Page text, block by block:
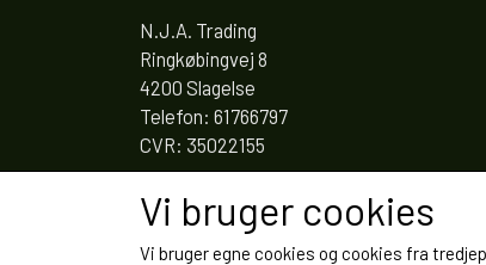
N.J.A. Trading
Ringkøbingvej 8
4200 Slagelse
Telefon: 61766797
CVR: 35022155
Vi bruger cookies
Vi bruger egne cookies og cookies fra